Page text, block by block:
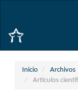
principal
Inicio Archivos
Artículos